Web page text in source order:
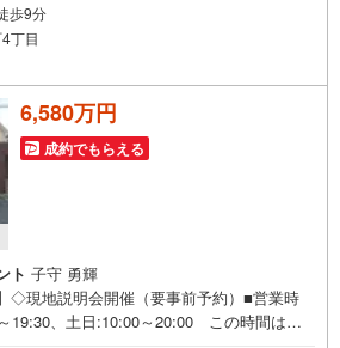
歩9分
丁目
6,580万円
成約でもらえる
ト 子守 勇輝
◇現地説明会開催（要事前予約）■営業時
19:30、土日:10:00～20:00 この時間はお